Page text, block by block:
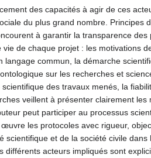
des capacités à agir de ces
du plus grand nombre. Principes
à garantir la transparence
de chaque projet : les motivations
langage commun, la démarche
sur les recherches et
des travaux menés, la
veillent à présenter clairement
peut participer au processus
les protocoles avec rigueur,
et de la société civile
acteurs impliqués sont